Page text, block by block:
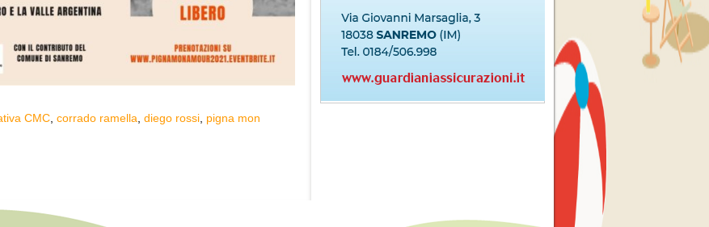
CMC corrado ramella diego rossi pigna mon